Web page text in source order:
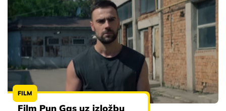
FILM
Film Pun Gas uz izložbu